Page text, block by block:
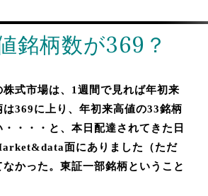
銘柄数が369？
式市場は、 1週間で見れば年初来
369に上り、年初来高値の33銘柄
・・・ と、本日配達されてきた日
面にありました（ただ
なかった。東証一部銘柄ということ